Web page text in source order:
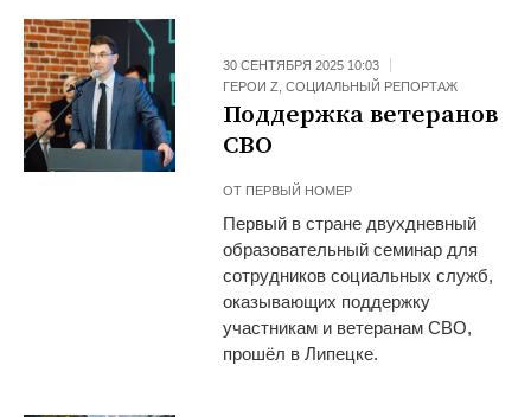
30 СЕНТЯБРЯ 2025 10:03
ГЕРОИ Z,СОЦИАЛЬНЫЙ РЕПОРТАЖ
Поддержка ветеранов
СВО
ОТ ПЕРВЫЙ НОМЕР
Первый в стране двухдневный
образовательный семинар для
сотрудников социальных служб,
оказывающих поддержку
участникам и ветеранам СВО,
прошёл в Липецке.